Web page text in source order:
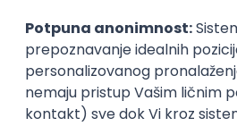
Rad od kuće
18.08.2026
bruto: 600 - 800 USD (mesečna